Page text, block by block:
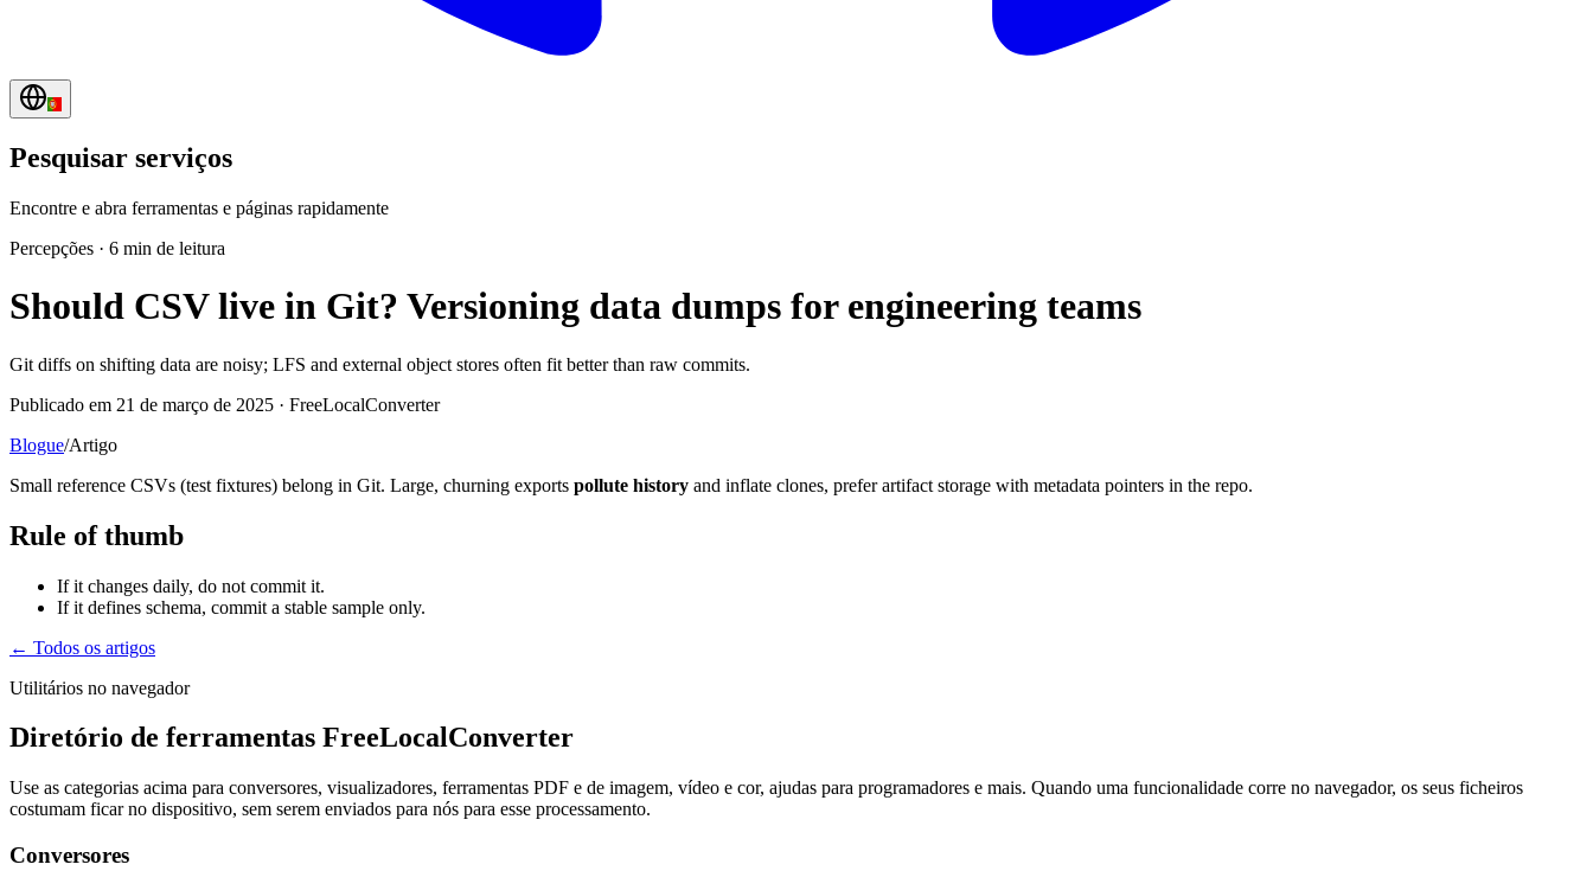
Pesquisar serviços
Encontre e abra ferramentas e páginas rapidamente
Percepções · 6 min de leitura
Should CSV live in Git? Versioning data dumps for engineering teams
Git diffs on shifting data are noisy; LFS and external object stores often fit better than raw commits.
Publicado em 21 de março de 2025 · FreeLocalConverter
Blogue/Artigo
Small reference CSVs (test fixtures) belong in Git. Large, churning exports pollute history and inflate clones, prefer artifact storage with metadata pointers in the repo.
Rule of thumb
If it changes daily, do not commit it.
If it defines schema, commit a stable sample only.
← Todos os artigos
Utilitários no navegador
Diretório de ferramentas FreeLocalConverter
Use as categorias acima para conversores, visualizadores, ferramentas PDF e de imagem, vídeo e cor, ajudas para programadores e mais. Quando uma funcionalidade corre no navegador, os seus ficheiros
costumam ficar no dispositivo, sem serem enviados para nós para esse processamento.
Conversores